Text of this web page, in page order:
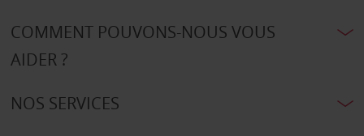
COMMENT POUVONS-NOUS VOUS
AIDER ?
NOS SERVICES